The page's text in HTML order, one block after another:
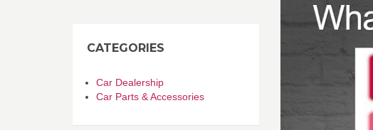
CATEGORIES
Car Dealership
Car Parts & Accessories